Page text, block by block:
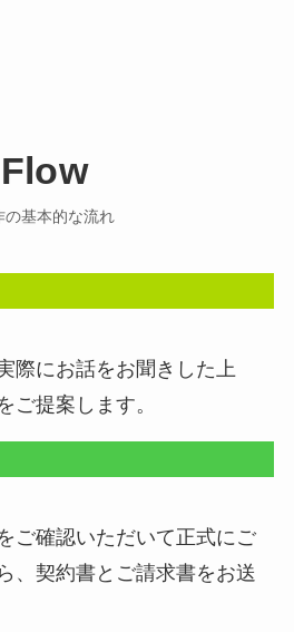
Flow
の基本的な流れ
際にお話をお聞きした上
ご提案します。
ご確認いただいて正式にご
、契約書とご請求書をお送